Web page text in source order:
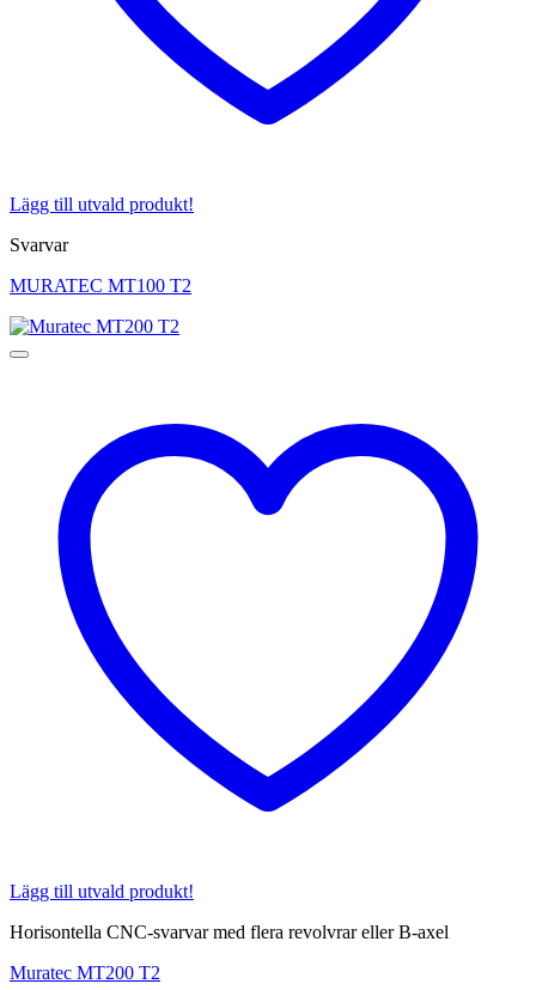
Lägg till utvald produkt!
Svarvar
MURATEC MT100 T2
Lägg till utvald produkt!
Horisontella CNC-svarvar med flera revolvrar eller B-axel
Muratec MT200 T2